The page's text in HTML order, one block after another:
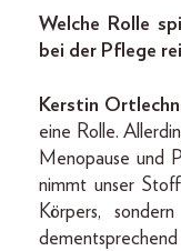
Welche Rolle
bei der Pflege
Kerstin
eine Rolle.
Menopause und
nimmt unser
Körpers,